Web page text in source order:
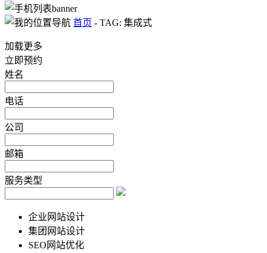
首页 - TAG: 集成式
加载更多
立即预约
姓名
电话
公司
邮箱
服务类型
企业网站设计
集团网站设计
SEO网站优化